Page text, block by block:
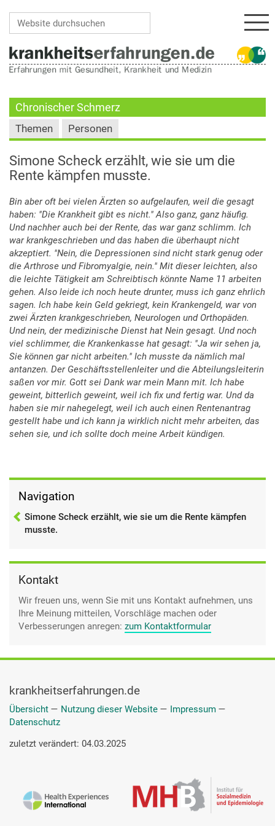
Chronischer Schmerz
Themen Personen
Simone Scheck erzählt, wie sie um die
Rente kämpfen musste.
Bin aber oft bei vielen Ärzten so aufgelaufen, weil die gesagt
haben: "Die Krankheit gibt es nicht." Also ganz, ganz häufig.
Und nachher auch bei der Rente, das war ganz schlimm. Ich
war krankgeschrieben und das haben die überhaupt nicht
akzeptiert. "Nein, die Depressionen sind nicht stark genug oder
die Arthrose und Fibromyalgie, nein." Mit dieser leichten, also
die leichte Tätigkeit am Schreibtisch könnte Name 11 arbeiten
gehen. Also leide ich noch heute drunter, muss ich ganz ehrlich
sagen. Ich habe kein Geld gekriegt, kein Krankengeld, war von
zwei Ärzten krankgeschrieben, Neurologen und Orthopäden.
Und nein, der medizinische Dienst hat Nein gesagt. Und noch
viel schlimmer, die Krankenkasse hat gesagt: "Ja wir sehen ja,
Sie können gar nicht arbeiten." Ich musste da nämlich mal
antanzen. Der Geschäftsstellenleiter und die Abteilungsleiterin
saßen vor mir. Gott sei Dank war mein Mann mit. Ich habe
geweint, bitterlich geweint, weil ich fix und fertig war. Und da
haben sie mir nahegelegt, weil ich auch einen Rentenantrag
gestellt habe und ich kann ja wirklich nicht mehr arbeiten, das
sehen sie, und ich sollte doch meine Arbeit kündigen.
Navigation
Simone Scheck erzählt, wie sie um die Rente kämpfen
musste.
Kontakt
Wir freuen uns, wenn Sie mit uns Kontakt aufnehmen, uns
Ihre Meinung mitteilen, Vorschläge machen oder
Verbesserungen anregen: zum Kontaktformular
krankheitserfahrungen.de
Übersicht — Nutzung dieser Website — Impressum —
Datenschutz
zuletzt verändert: 04.03.2025